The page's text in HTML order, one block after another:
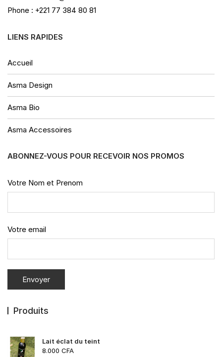
Phone : +221 77 384 80 81
LIENS RAPIDES
Accueil
Asma Design
Asma Bio
Asma Accessoires
ABONNEZ-VOUS POUR RECEVOIR NOS PROMOS
Votre Nom et Prenom
Votre email
Produits
Lait éclat du teint
8.000 CFA